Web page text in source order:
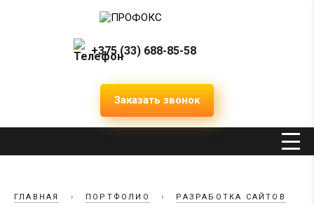
+375 (33) 688-85-58
Заказать звонок
ГЛАВНАЯ › ПОРТФОЛИО › РАЗРАБОТКА САЙТОВ